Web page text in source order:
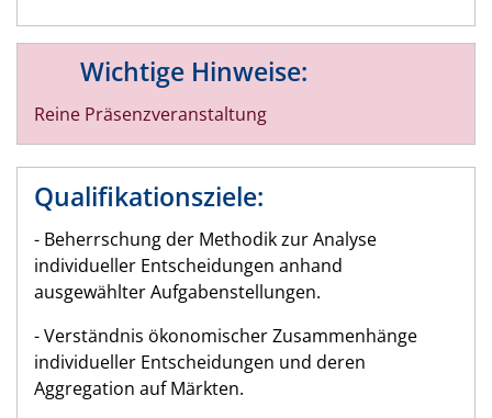
Wichtige Hinweise:
Reine Präsenzveranstaltung
Qualifikationsziele:
- Beherrschung der Methodik zur Analyse
individueller Entscheidungen anhand
ausgewählter Aufgabenstellungen.
- Verständnis ökonomischer Zusammenhänge
individueller Entscheidungen und deren
Aggregation auf Märkten.